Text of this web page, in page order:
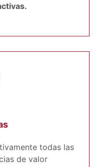
todas las
de valor